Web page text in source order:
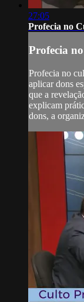
27:05
Profecia no
Profecia
Profecia no
aplicar dons
que a
explicam
dons, a